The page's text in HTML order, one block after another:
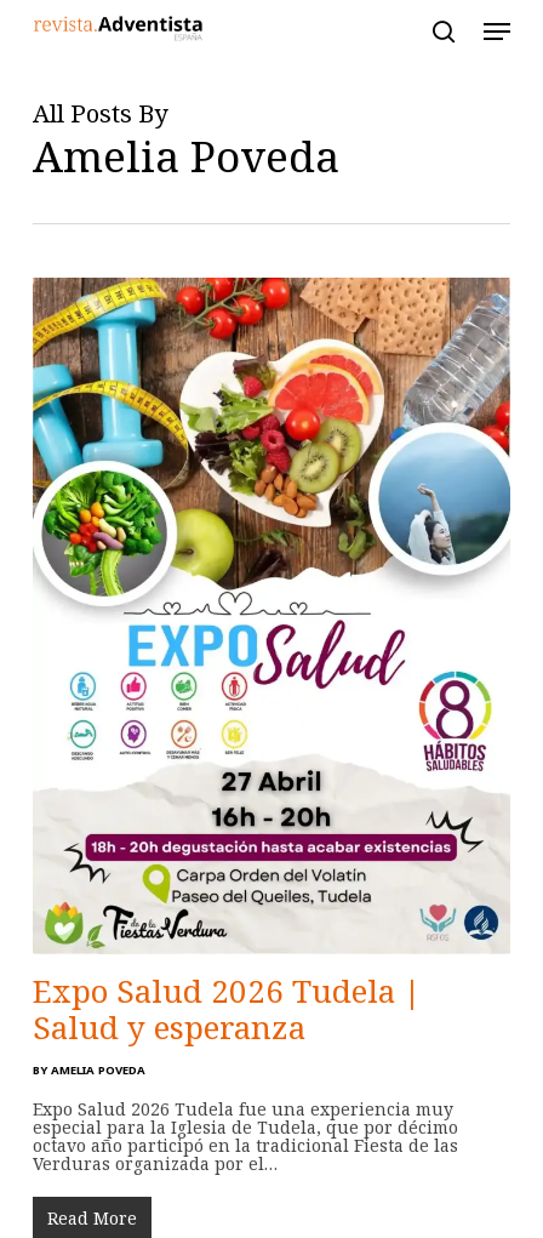
contentAll Posts By
Amelia Poveda
Expo Salud 2026 Tudela |
Salud y esperanza
BY AMELIA POVEDA
Expo Salud 2026 Tudela fue una experiencia muy
especial para la Iglesia de Tudela, que por décimo
octavo año participó en la tradicional Fiesta de las
Verduras organizada por el…
Read More